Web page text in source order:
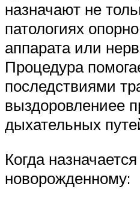
назначают не
патологиях
аппарата или
Процедура
последствиями
выздоровлениее
дыхательных
Когда
новорожденному: